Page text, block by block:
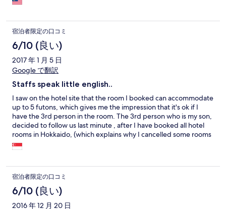
宿泊者限定の口コミ
6/10 (良い)
2017 年 1 月 5 日
Google で翻訳
Staffs speak little english..
I saw on the hotel site that the room I booked can accommodate
up to 5 futons, which gives me the impression that it's ok if I
have the 3rd person in the room. The 3rd person who is my son,
decided to follow us last minute , after I have booked all hotel
rooms in Hokkaido, (which explains why I cancelled some rooms
with Expedia earlier due to the hotels' policies not able to
accommodate 3rd person in a double room). That was after I
told him about the room stated can have 5 futons, so I didn't
bother to include the 3rd person.. And the front desk staff just
replied "ok, ok, ok...", and the next day when I booked out, I was
charged another JPY8,300+ for the 3rd person, which is
宿泊者限定の口コミ
6/10 (良い)
2016 年 12 月 20 日